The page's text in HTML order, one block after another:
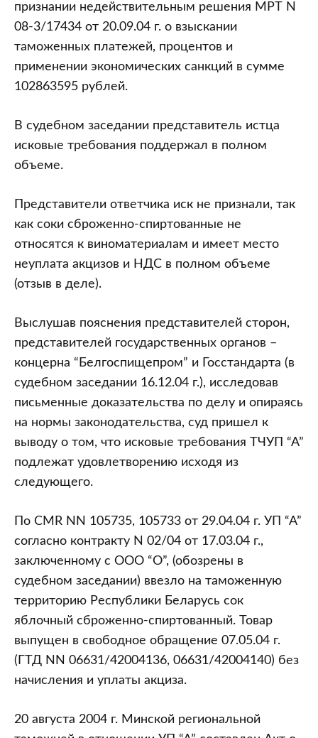
признании недействительным решения МРТ N
08-3/17434 от 20.09.04 г. о взыскании
таможенных платежей, процентов и
применении экономических санкций в сумме
102863595 рублей.
В судебном заседании представитель истца
исковые требования поддержал в полном
объеме.
Представители ответчика иск не признали, так
как соки сброженно-спиртованные не
относятся к виноматериалам и имеет место
неуплата акцизов и НДС в полном объеме
(отзыв в деле).
Выслушав пояснения представителей сторон,
представителей государственных органов –
концерна “Белгоспищепром” и Госстандарта (в
судебном заседании 16.12.04 г.), исследовав
письменные доказательства по делу и опираясь
на нормы законодательства, суд пришел к
выводу о том, что исковые требования ТЧУП “А”
подлежат удовлетворению исходя из
следующего.
По CMR NN 105735, 105733 от 29.04.04 г. УП “А”
согласно контракту N 02/04 от 17.03.04 г.,
заключенному с ООО “О”, (обозрены в
судебном заседании) ввезло на таможенную
территорию Республики Беларусь сок
яблочный сброженно-спиртованный. Товар
выпущен в свободное обращение 07.05.04 г.
(ГТД NN 06631/42004136, 06631/42004140) без
начисления и уплаты акциза.
20 августа 2004 г. Минской региональной